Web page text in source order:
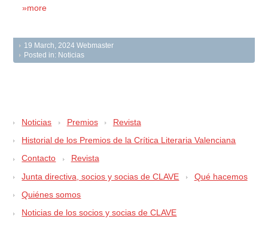
»more
19 March, 2024 Webmaster
Posted in: Noticias
Noticias Premios
Revista
Historial de los Premios de la Crítica Literaria Valenciana
Contacto
Revista
Junta directiva, socios y socias de CLAVE
Qué hacemos
Quiénes somos
Noticias de los socios y socias de CLAVE